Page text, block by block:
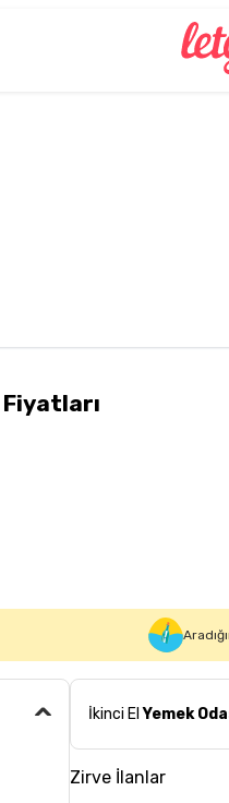
Fiyatları
İkinci ElYemek
Zirve İlanlar